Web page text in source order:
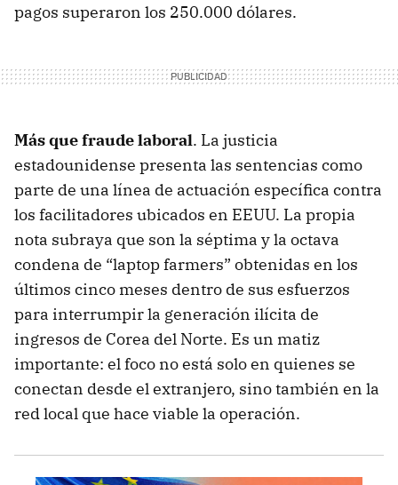
pagos superaron los 250.000 dólares.
Más que fraude laboral. La justicia
estadounidense presenta las sentencias como
parte de una línea de actuación específica contra
los facilitadores ubicados en EEUU. La propia
nota subraya que son la séptima y la octava
condena de “laptop farmers” obtenidas en los
últimos cinco meses dentro de sus esfuerzos
para interrumpir la generación ilícita de
ingresos de Corea del Norte. Es un matiz
importante: el foco no está solo en quienes se
conectan desde el extranjero, sino también en la
red local que hace viable la operación.